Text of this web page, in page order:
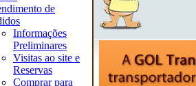
de
Informações
Preliminares
Visitas ao site e
Reservas
Comprar para